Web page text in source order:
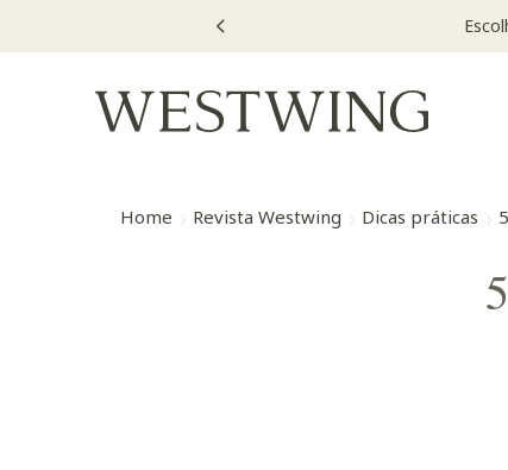
e ganhe até 30% OFF*: use MOVEL30, TEXTIL30 OU
Home Revista Westwing Dicas práticas